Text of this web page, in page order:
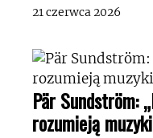
21 czerwca 2026
Pär Sundström:
rozumieją